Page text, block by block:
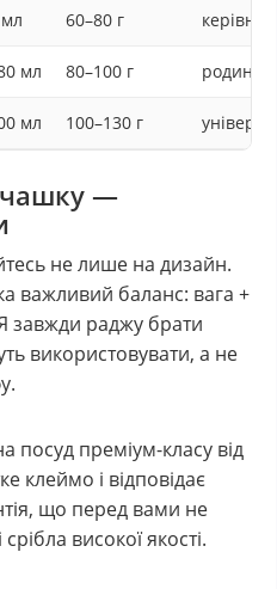
60–80 г
мл 80–100 г родина,
мл 100–130 г
чашку —
не лише на дизайн.
важливий баланс: вага +
завжди раджу брати
використовувати, а не
преміум-класу від
клеймо і відповідає
що перед вами не
високої якості.